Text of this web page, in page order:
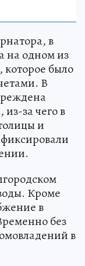
в
на одном из
которое было
В
за чего в
и
Кроме
в
без
в